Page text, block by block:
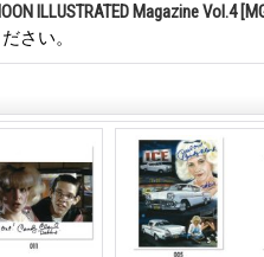
ILLUSTRATED Magazine Vol.4
さい。